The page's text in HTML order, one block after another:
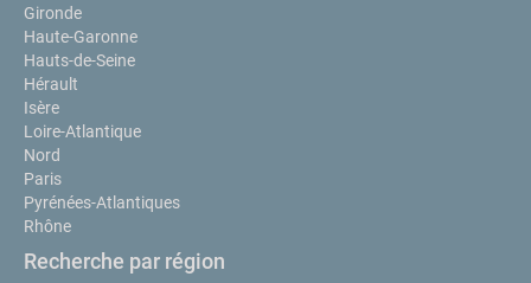
Gironde
Haute-Garonne
Hauts-de-Seine
Hérault
Isère
Loire-Atlantique
Nord
Paris
Pyrénées-Atlantiques
Rhône
Recherche par région